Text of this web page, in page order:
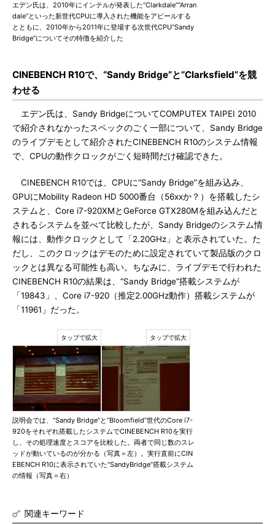
エデン氏は、2010年にインテルが発表した“Clarkdale”“Arran
dale”といった新世代CPUに導入された機能をアピールする
とともに、2010年から2011年に登場する次世代CPU“Sandy
Bridge”についてその特徴を紹介した
CINEBENCH R10で、“Sandy Bridge”と“Clarksfield”を競
わせる
エデン氏は、Sandy BridgeについてCOMPUTEX TAIPEI 2010
で紹介されなかったスペックのごく一部について、Sandy Bridge
のライブデモとして紹介されたCINEBENCH R10のシステム情報
で、CPUの動作クロックがごく短時間だけ確認できた。
CINEBENCH R10では、CPUに“Sandy Bridge”を組み込み、
GPUにMobility Radeon HD 5000番台（56xxか？）を搭載したシ
ステムと、Core i7-920XMとGeForce GTX280Mを組み込んだと
されるシステムを並べて比較したが、Sandy Bridgeのシステム情
報には、動作クロックとして「2.20GHz」と表示されていた。た
だし、このクロックはデモのために設定されていて製品版のクロ
ックとは異なる可能性も高い。ちなみに、ライブデモで行われた
CINEBENCH R10の結果は、“Sandy Bridge”搭載システムが
「19843」、Core i7-920（推定2.00GHz動作）搭載システムが
「11961」だった。
説明会では、“Sandy Bridge”と“Bloomfield”世代のCore i7-
920をそれぞれ搭載したシステムでCINEBENCH R10を実行
し、その処理速度とスコアを比較した。両者で同じ数のスレ
ッドが動いているのが分かる（写真＝左）。実行直前にCIN
EBENCH R10に表示されていた“SandyBridge”搭載システム
の情報（写真＝右）
関連キーワード